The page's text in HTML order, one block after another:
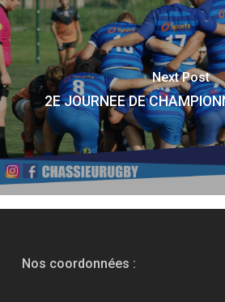
Next Post
2E JOURNEE DE
Nos coordonnées :